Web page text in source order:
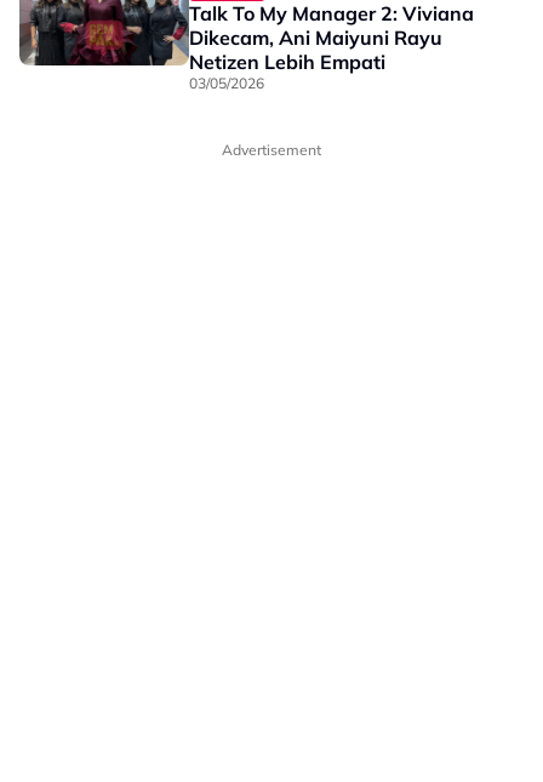
Talk To My Manager 2: Viviana
Dikecam, Ani Maiyuni Rayu
Netizen Lebih Empati
03/05/2026
Advertisement